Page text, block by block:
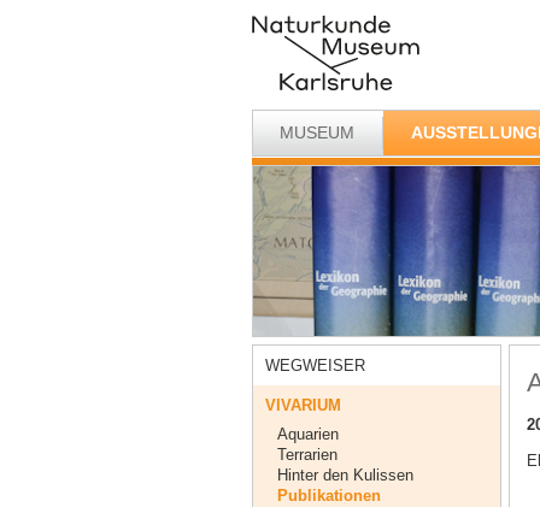
MUSEUM
WEGWEISER
VIVARIUM
Aquarien
Terrarien
Hinter den Kulissen
Publikationen